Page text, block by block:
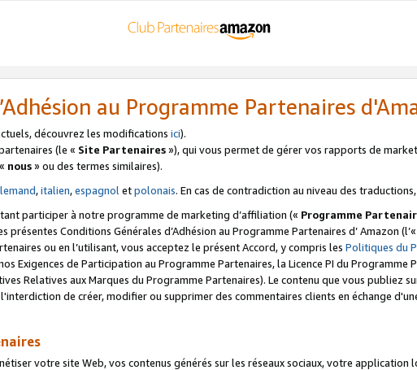
au Programme Partenaires
découvrez les modifications ici).
(le « Site Partenaires»), qui vous permet de gérer vos rapports de
nous» ou des termes similaires).
,italien,espagnoletpolonais. En cas de contradiction au niveau des
participer à notre programme de marketing d’affiliation (« Programme
présentes Conditions Générales d’Adhésion au Programme Partenaires d’ Amazon (l’«
ou en l’utilisant, vous acceptez le présent Accord, y compris les Politiques du
Exigences de Participation au Programme Partenaires, la Licence PI du Programme
Relatives aux Marques du Programme Partenaires). Le contenu que vous publiez
de créer, modifier ou supprimer des commentaires clients en échange
votre site Web, vos contenus générés sur les réseaux sociaux, votre application